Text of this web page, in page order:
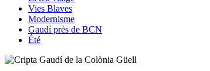
Vies Blaves
Modernisme
Gaudí près de BCN
Été